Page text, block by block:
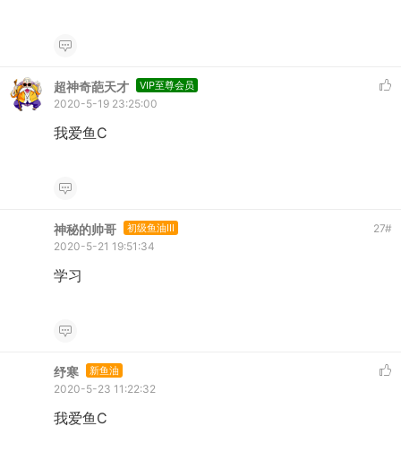
超神奇葩天才 VIP至尊会员
2020-5-19 23:25:00
我爱鱼C
神秘的帅哥 初级鱼油III 27#
2020-5-21 19:51:34
学习
纾寒 新鱼油
2020-5-23 11:22:32
我爱鱼C